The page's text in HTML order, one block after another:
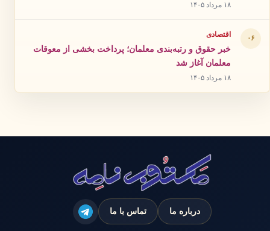
۱۸ مرداد ۱۴۰۵
۰۶ اقتصادی
خبر حقوق و رتبه‌بندی معلمان؛ پرداخت بخشی از معوقات
معلمان آغاز شد
۱۸ مرداد ۱۴۰۵
درباره ما تماس با ما